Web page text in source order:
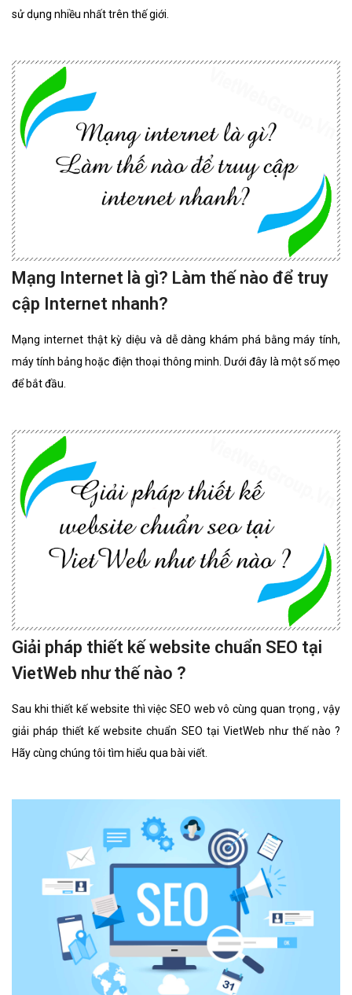
sử dụng nhiều nhất trên thế giới.
Mạng Internet là gì? Làm thế nào để truy
cập Internet nhanh?
Mạng internet thật kỳ diệu và dễ dàng khám phá bằng máy tính,
máy tính bảng hoặc điện thoại thông minh. Dưới đây là một số mẹo
để bắt đầu.
Giải pháp thiết kế website chuẩn SEO tại
VietWeb như thế nào ?
Sau khi thiết kế website thì việc SEO web vô cùng quan trọng , vậy
giải pháp thiết kế website chuẩn SEO tại VietWeb như thế nào ?
Hãy cùng chúng tôi tìm hiểu qua bài viết.